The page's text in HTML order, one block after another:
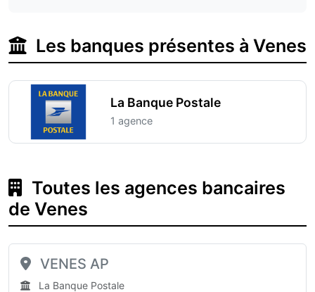
Les banques présentes à Venes
La Banque Postale
1 agence
Toutes les agences bancaires
de Venes
VENES AP
La Banque Postale